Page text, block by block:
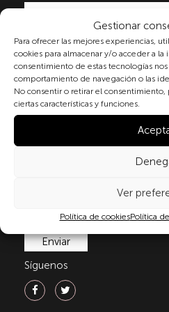
Gestionar
Para ofrecer las mejores experiencias,
cookies para almacenar y/o acceder a
consentimiento de estas tecnologías
comportamiento de navegación o las
No consentir o retirar el
ciertas características y funciones.
Ver
Política de cookiesPolítica
Al marcar la casilla y enviar
consiente expresamente el
personales conforme a la
materia de protección de
particular, de acuerdo con lo
Reglamento (UE) 2016/679
del Consejo de 27 de abril de
Orgánica 3/2018, de 5 de
Datos Personales y garantía
política de
Síguenos